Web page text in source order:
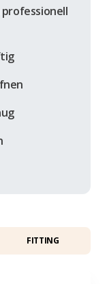
professionell
FITTING